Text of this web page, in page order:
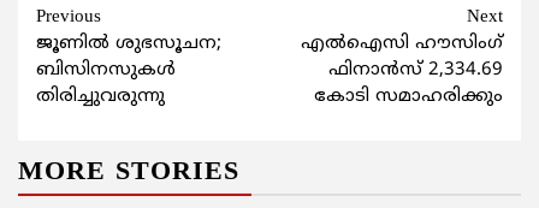
Continue
Reading
Previous
ജൂണില്‍ ശുഭസൂചന;
ബിസിനസുകള്‍
തിരിച്ചുവരുന്നു
Next
എല്‍ഐസി ഹൗസിംഗ്
ഫിനാന്‍സ് 2,334.69
കോടി സമാഹരിക്കും
MORE STORIES